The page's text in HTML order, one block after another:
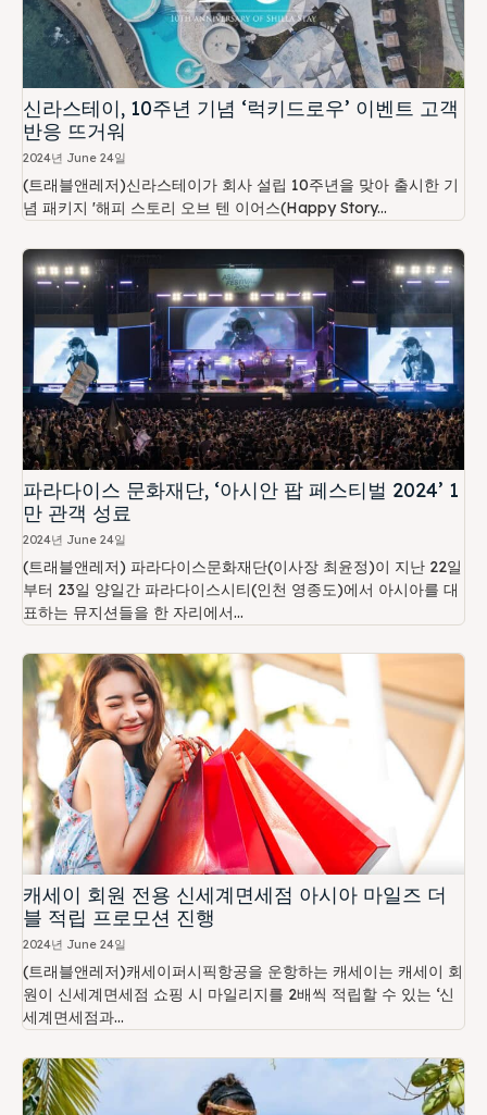
신라스테이, 10주년 기념 ‘럭키드로우’ 이벤트 고객
반응 뜨거워
2024년 June 24일
(트래블앤레저)신라스테이가 회사 설립 10주년을 맞아 출시한 기
념 패키지 '해피 스토리 오브 텐 이어스(Happy Story...
파라다이스 문화재단, ‘아시안 팝 페스티벌 2024’ 1
만 관객 성료
2024년 June 24일
(트래블앤레저) 파라다이스문화재단(이사장 최윤정)이 지난 22일
부터 23일 양일간 파라다이스시티(인천 영종도)에서 아시아를 대
표하는 뮤지션들을 한 자리에서...
캐세이 회원 전용 신세계면세점 아시아 마일즈 더
블 적립 프로모션 진행
2024년 June 24일
(트래블앤레저)캐세이퍼시픽항공을 운항하는 캐세이는 캐세이 회
원이 신세계면세점 쇼핑 시 마일리지를 2배씩 적립할 수 있는 ‘신
세계면세점과...